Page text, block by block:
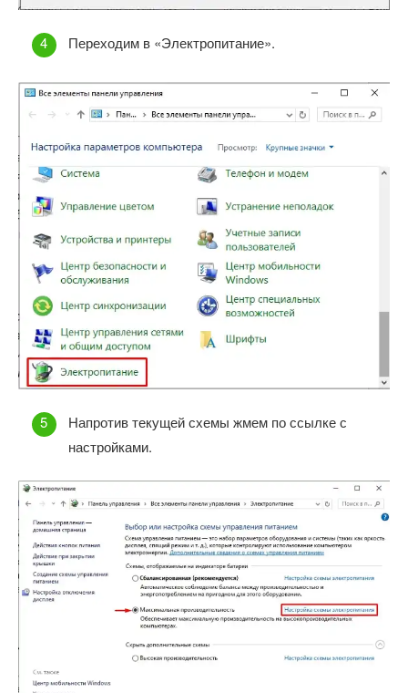
Переходим в «Электропитание».
Напротив текущей схемы жмем по ссылке с
настройками.